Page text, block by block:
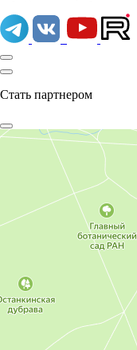
Стать партнером